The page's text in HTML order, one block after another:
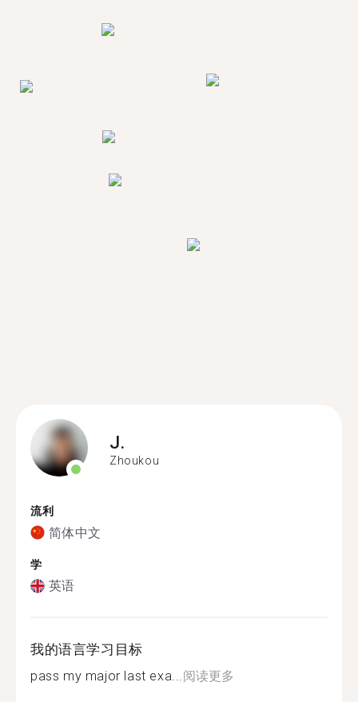
J.
Zhoukou
流利
简体中文
学
英语
我的语言学习目标
pass my major last exa...阅读更多